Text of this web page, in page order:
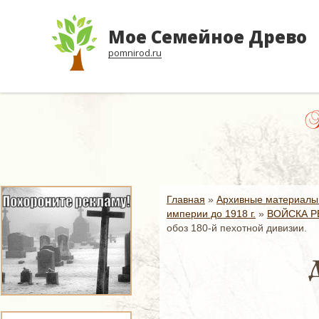
Мое Семейное Древо
pomnirod.ru
Главная » Архивные
империи до 1918 г. » ВОЙСКА
обоз 180-й пехотной дивизии.